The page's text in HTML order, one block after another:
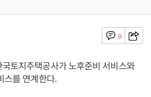
0
토지주택공사가 노후준비 서비스와
스를 연계한다.